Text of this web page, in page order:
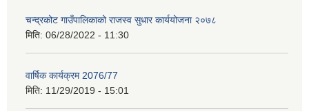
चन्द्रकोट गाउँपालिकाको राजस्व सुधार कार्ययोजना २०७८
मिति: 06/28/2022 - 11:30
वार्षिक कार्यक्रम 2076/77
मिति: 11/29/2019 - 15:01